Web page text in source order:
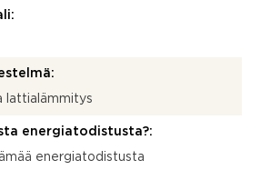
lattialämmitys
energiatodistusta?:
energiatodistusta